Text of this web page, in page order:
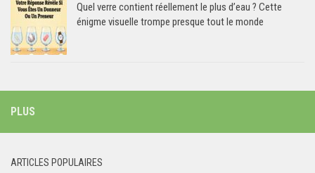
Quel verre contient réellement le plus d’eau ? Cette
énigme visuelle trompe presque tout le monde
PLUS
ARTICLES POPULAIRES